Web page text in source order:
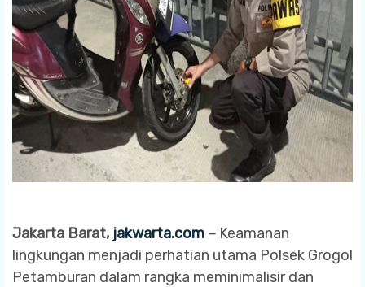
Jakarta Barat, jakwarta.com – Keamanan
lingkungan menjadi perhatian utama Polsek Grogol
Petamburan dalam rangka meminimalisir dan